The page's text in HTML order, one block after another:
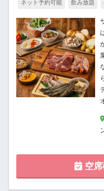
ネット予約可能 飲み放題
空席